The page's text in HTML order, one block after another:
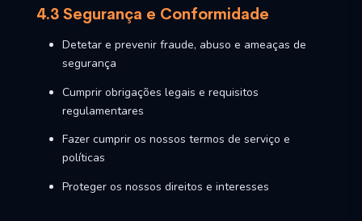
4.3 Segurança e Conformidade
Detetar e prevenir fraude, abuso e ameaças de
segurança
Cumprir obrigações legais e requisitos
regulamentares
Fazer cumprir os nossos termos de serviço e
políticas
Proteger os nossos direitos e interesses